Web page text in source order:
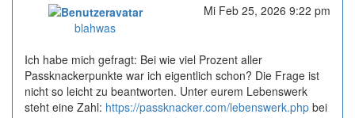
blahwasOnline
Mi Feb 25, 2026 9:22 pm
Ich habe mich gefragt: Bei wie viel Prozent aller
Passknackerpunkte war ich eigentlich schon? Die Frage ist
nicht so leicht zu beantworten. Unter eurem Lebenswerk
steht eine Zahl: https://passknacker.com/lebenswerk.php bei